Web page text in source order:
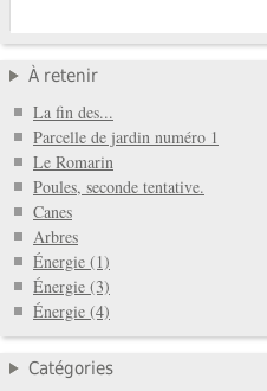
À retenir
La fin des...
Parcelle de jardin numéro 1
Le Romarin
Poules, seconde tentative.
Canes
Arbres
Énergie (1)
Énergie (3)
Énergie (4)
Catégories